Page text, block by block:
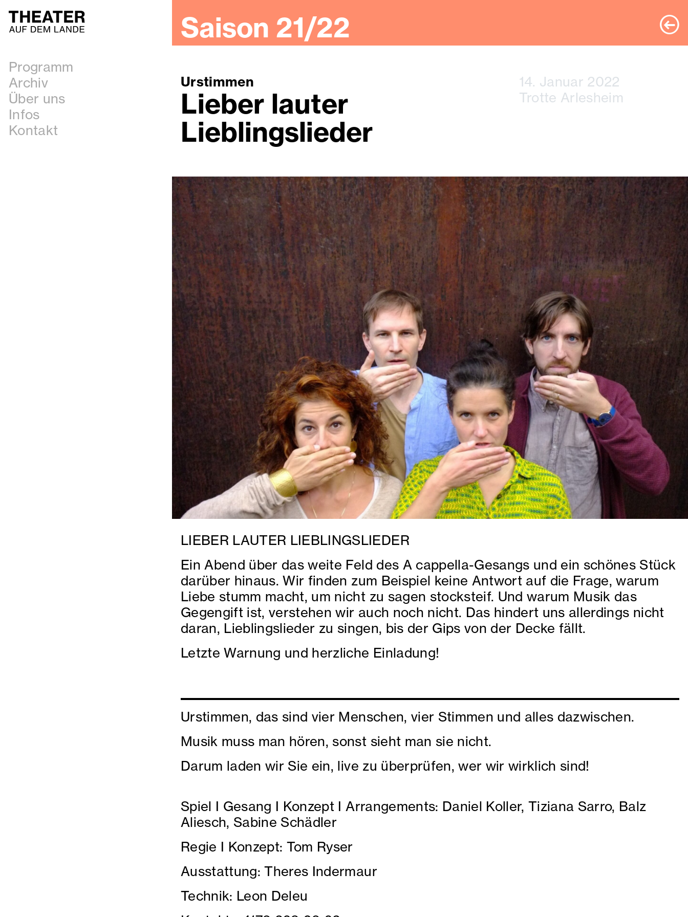
Programm
Archiv
Über uns
Infos
Kontakt
Saison 21/22 P
Urstimmen
Lieber lauter
Lieblingslieder
14. Januar 2022
Trotte Arlesheim
LIEBER LAUTER LIEBLINGSLIEDER
Ein Abend über das weite Feld des A cappella-Gesangs und ein schönes Stück
darüber hinaus. Wir finden zum Beispiel keine Antwort auf die Frage, warum
Liebe stumm macht, um nicht zu sagen stocksteif. Und warum Musik das
Gegengift ist, verstehen wir auch noch nicht. Das hindert uns allerdings nicht
daran, Lieblingslieder zu singen, bis der Gips von der Decke fällt.
Letzte Warnung und herzliche Einladung!
Urstimmen, das sind vier Menschen, vier Stimmen und alles dazwischen.
Musik muss man hören, sonst sieht man sie nicht.
Darum laden wir Sie ein, live zu überprüfen, wer wir wirklich sind!
Spiel I Gesang I Konzept I Arrangements: Daniel Koller, Tiziana Sarro, Balz
Aliesch, Sabine Schädler
Regie I Konzept: Tom Ryser
Ausstattung: Theres Indermaur
Technik: Leon Deleu